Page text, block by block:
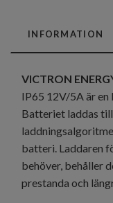
INFORMATION
VICTRON
IP65 12V/5A är
Batteriet laddas
batteri. Laddaren
behöver, behåller
prestanda och